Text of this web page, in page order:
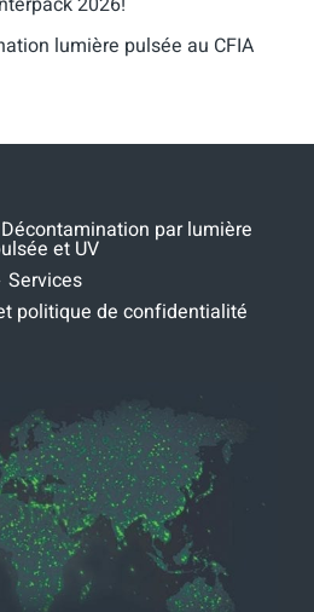
lumière pulsée au CFIA
par lumière
et UV
Services
politique de confidentialité